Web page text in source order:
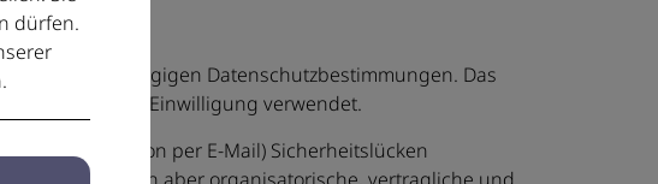
der einschlägigen Datenschutzbestimmungen. Das
einer Einwilligung verwendet.
Kommunikation per E-Mail) Sicherheitslücken
dürfen.